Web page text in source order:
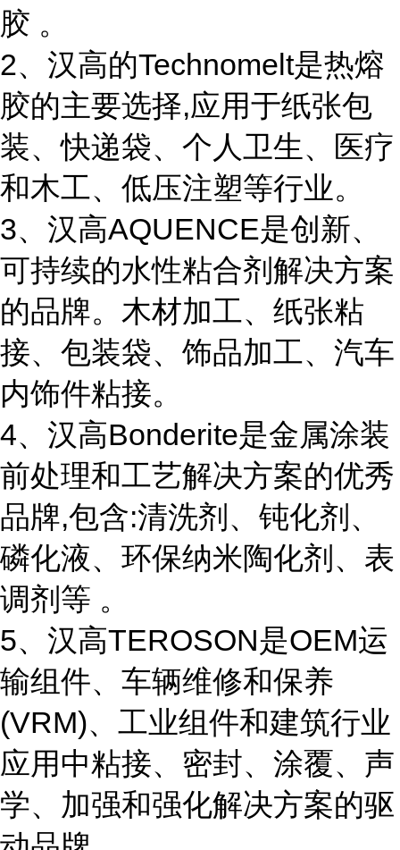
胶 。
2、汉高的Technomelt是热熔
胶的主要选择,应用于纸张包
装、快递袋、个人卫生、医疗
和木工、低压注塑等行业。
3、汉高AQUENCE是创新、
可持续的水性粘合剂解决方案
的品牌。木材加工、纸张粘
接、包装袋、饰品加工、汽车
内饰件粘接。
4、汉高Bonderite是金属涂装
前处理和工艺解决方案的优秀
品牌,包含:清洗剂、钝化剂、
磷化液、环保纳米陶化剂、表
调剂等 。
5、汉高TEROSON是OEM运
输组件、车辆维修和保养
(VRM)、工业组件和建筑行业
应用中粘接、密封、涂覆、声
学、加强和强化解决方案的驱